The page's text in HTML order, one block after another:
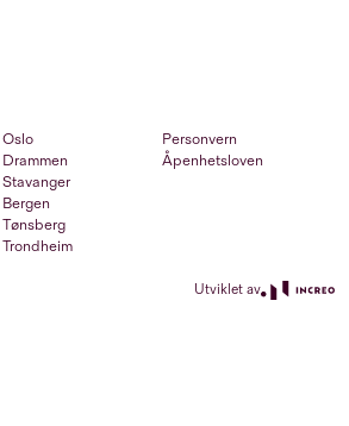
Oslo
Drammen
Stavanger
Bergen
Tønsberg
Trondheim
Personvern
Åpenhetsloven
Utviklet av